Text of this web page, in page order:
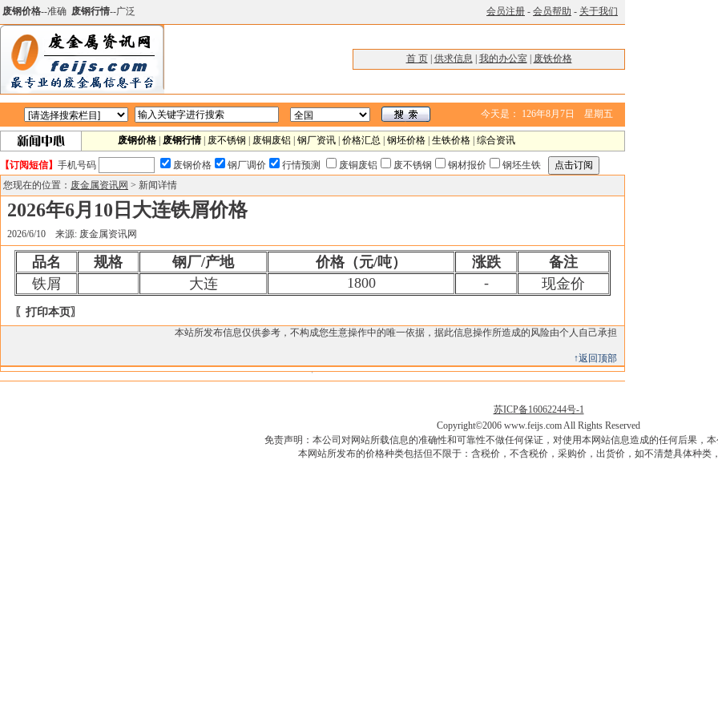
废钢价格--准确 废钢行情--广泛 会员注册 - 会员帮助 - 关于我们
首 页| 供求信息 我的办公室| 废铁价格
今天是： 126年8月7日 星期五
废钢价格 废钢行情| 废不锈钢 废铜废铝 钢厂资讯 价格汇总 钢坯价格 生铁价格 综合资讯
【订阅短信】 手机号码 废钢价格 钢厂调价 行情预测 废铜废铝 废不锈钢 钢材报价
钢坯生铁
您现在的位置： 废金属资讯网 > 新闻详情
2026年6月10日大连铁屑价格
2026/6/10 来源: 废金属资讯网
品名 规格 钢厂/产地 价格（元/吨） 涨跌
备注
铁屑
大连 1800 - 现金价
〖打印本页〗
本站所发布信息仅供参考，不构成您生意操作中的唯一依据，据此信息操作所造成的风险由个人自己承担
↑返回顶部
苏ICP备16062244号-1
Copyright©2006 www.feijs.com All Rights Reserved
免责声明：本公司对网站所载信息的准确性和可靠性不做任何保证，对使用本网站信息造成的任何后果，本
本网站所发布的价格种类包括但不限于：含税价，不含税价，采购价，出货价，如不清楚具体种类